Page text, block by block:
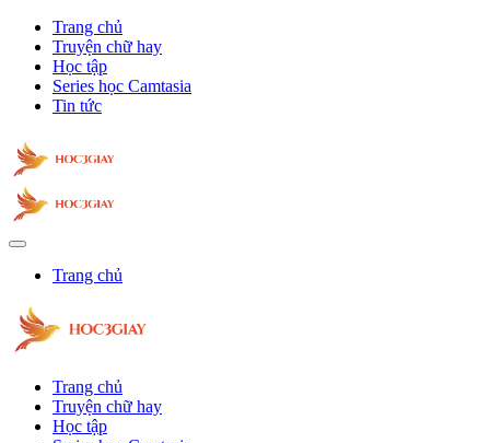
Trang chủ
Truyện chữ hay
Học tập
Series học Camtasia
Tin tức
Trang chủ
Trang chủ
Truyện chữ hay
Học tập